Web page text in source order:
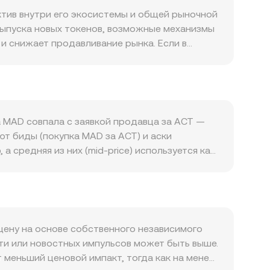
внутри его экосистемы и общей рыночной
новых токенов, возможные механизмы
продавливание рынка. Если в
с активностью экосистемы:
платежных сценариях или стейкинге
цену (например, укрепление ACT
или ослабляет приток покупателей.
по статусу токена, правила для
рыночные факторы дополняют картину:
опционов могут концентрировать гамма-
краткосрочным колебаниям
совпала с заявкой продавца за ACT —
биды (покупка MAD за ACT) и аски
из них (mid-price) используется как
MAD/ACT. Простая арифметика
conversion rate (ACT Value = MAD Amount
инварианту x × y = k, где x и y — резервы
резервов и, следовательно,
на основе собственного независимого
или новостных импульсов может быть выше.
ценовой импакт, тогда как на менее